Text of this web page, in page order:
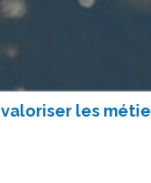
valoriser les